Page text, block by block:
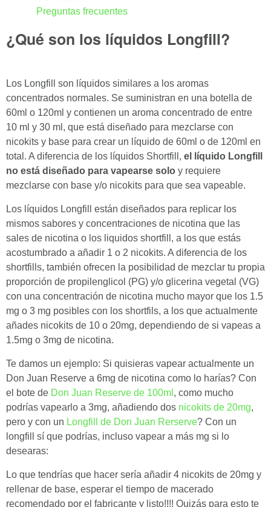
Preguntas frecuentes
¿Qué son los líquidos Longfill?
Los Longfill son líquidos similares a los aromas
concentrados normales. Se suministran en una botella de
60ml o 120ml y contienen un aroma concentrado de entre
10 ml y 30 ml, que está diseñado para mezclarse con
nicokits y base para crear un líquido de 60ml o de 120ml en
total. A diferencia de los líquidos Shortfill, el líquido Longfill
no está diseñado para vapearse solo y requiere
mezclarse con base y/o nicokits para que sea vapeable.
Los líquidos Longfill están diseñados para replicar los
mismos sabores y concentraciones de nicotina que las
sales de nicotina o los liquidos shortfill, a los que estás
acostumbrado a añadir 1 o 2 nicokits. A diferencia de los
shortfills, también ofrecen la posibilidad de mezclar tu propia
proporción de propilenglicol (PG) y/o glicerina vegetal (VG)
con una concentración de nicotina mucho mayor que los 1.5
mg o 3 mg posibles con los shortfils, a los que actualmente
añades nicokits de 10 o 20mg, dependiendo de si vapeas a
1.5mg o 3mg de nicotina.
Te damos un ejemplo: Si quisieras vapear actualmente un
Don Juan Reserve a 6mg de nicotina como lo harías? Con
el bote de Don Juan Reserve de 100ml , como mucho
podrías vapearlo a 3mg, añadiendo dos nicokits de 20mg,
pero y con un Longfill de Don Juan Rerserve? Con un
longfill sí que podrías, incluso vapear a más mg si lo
desearas:
Lo que tendrías que hacer sería añadir 4 nicokits de 20mg y
rellenar de base, esperar el tiempo de macerado
recomendado por el fabricante y listo!!!! Quizás para esto te